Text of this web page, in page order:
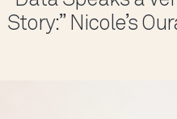
Story:” Nicole’s